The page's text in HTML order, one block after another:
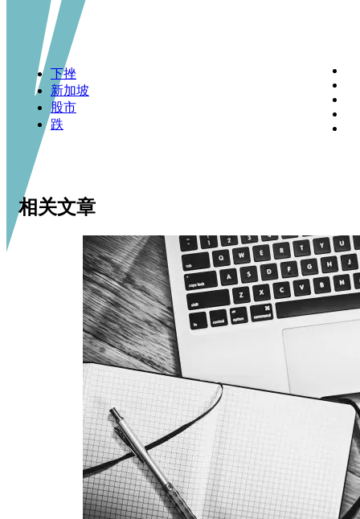
下挫
新加坡
股市
跌
相关文章